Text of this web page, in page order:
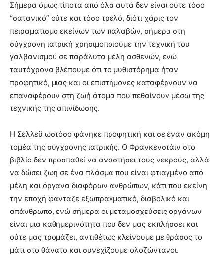
Σήμερα όμως τίποτα από όλα αυτά δεν είναι ούτε τόσο
“σατανικό” ούτε και τόσο τρελό, διότι χάρις τον
πειραματισμό εκείνων των παλαβών, σήμερα στη
σύγχρονη ιατρική χρησιμοποιούμε την τεχνική του
γαλβανισμού σε παράλυτα μέλη ασθενών, ενώ
ταυτόχρονα βλέπουμε ότι το μυθιστόρημα ήταν
προφητικό, μιας και οι επιστήμονες καταφέρνουν να
επαναφέρουν στη ζωή άτομα που πεθαίνουν μέσω της
τεχνικής της απινίδωσης.
Η Σέλλεϋ ωστόσο φάνηκε προφητική και σε έναν ακόμη
τομέα της σύγχρονης ιατρικής. Ο Φρανκενστάιν στο
βιβλίο δεν προσπαθεί να αναστήσει τους νεκρούς, αλλά
να δώσει ζωή σε ένα πλάσμα που είναι φτιαγμένο από
μέλη και όργανα διαφόρων ανθρώπων, κάτι που εκείνη
την εποχή φάνταζε εξωπραγματικό, διαβολικό και
απάνθρωπο, ενώ σήμερα οι μεταμοσχεύσεις οργάνων
είναι μια καθημερινότητα που δεν μας εκπλήσσει και
ούτε μας τρομάζει, αντιθέτως κλείνουμε με θράσος το
μάτι στο θάνατο και συνεχίζουμε ολοζώντανοι.